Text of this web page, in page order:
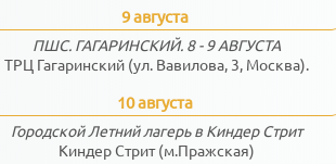
9 августа
ПШС. ГАГАРИНСКИЙ. 8 - 9 АВГУСТА
ТРЦ Гагаринский (ул. Вавилова, 3, Москва).
10 августа
Городской Летний лагерь в Киндер Стрит
Киндер Стрит (м.Пражская)